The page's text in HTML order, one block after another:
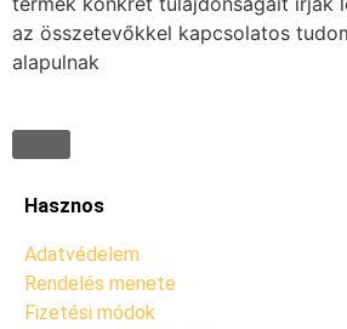
az összetevőkkel kapcsolatos
alapulnak
Hasznos
Adatvédelem
Rendelés menete
Fizetési módok